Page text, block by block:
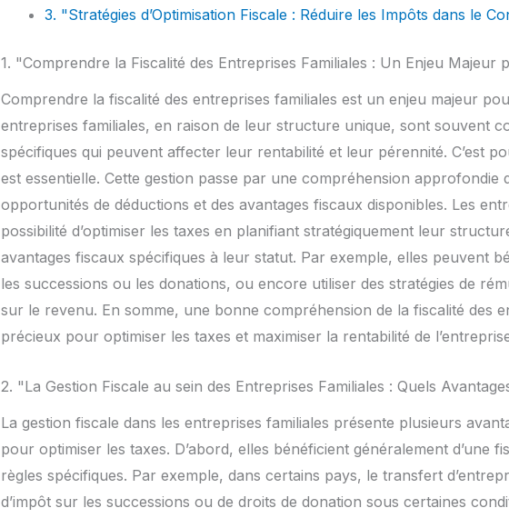
3. "Stratégies d’Optimisation Fiscale : Réduire les Impôts dans le
1. "Comprendre la Fiscalité des Entreprises Familiales : Un Enjeu Majeur
Comprendre la fiscalité des entreprises familiales est un enjeu majeur
entreprises familiales, en raison de leur structure unique, sont souvent
spécifiques qui peuvent affecter leur rentabilité et leur pérennité. C’est
est essentielle. Cette gestion passe par une compréhension approfondie
opportunités de déductions et des avantages fiscaux disponibles. Les
possibilité d’optimiser les taxes en planifiant stratégiquement leur
avantages fiscaux spécifiques à leur statut. Par exemple, elles peuvent
les successions ou les donations, ou encore utiliser des stratégies de
sur le revenu. En somme, une bonne compréhension de la fiscalité des
précieux pour optimiser les taxes et maximiser la rentabilité de
2. "La Gestion Fiscale au sein des Entreprises Familiales : Quels
La gestion fiscale dans les entreprises familiales présente plusieurs
pour optimiser les taxes. D’abord, elles bénéficient généralement d’une
règles spécifiques. Par exemple, dans certains pays, le transfert
d’impôt sur les successions ou de droits de donation sous certaines